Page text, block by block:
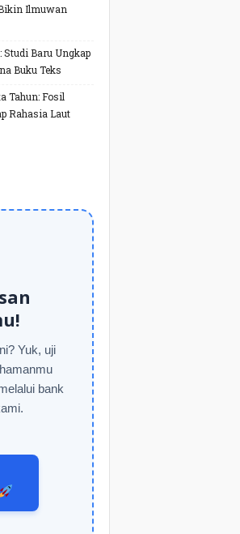
Ilmuwan
Studi Baru Ungkap
Buku Teks
Tahun: Fosil
Rahasia Laut
Yuk, uji
bank